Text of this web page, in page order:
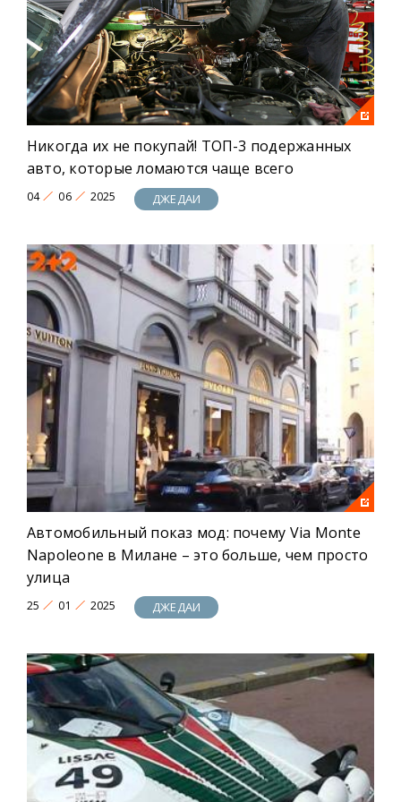
Больше драйва, больше эмоций, больше
уникальных новостей! Это ДЖЕДAИ!
Никогда их не покупай! ТОП-3 подержанных
авто, которые ломаются чаще всего
04 06 2025 ДЖЕДАИ
Автомобильный показ мод: почему Via Monte
Napoleone в Милане – это больше, чем просто
улица
25 01 2025 ДЖЕДАИ